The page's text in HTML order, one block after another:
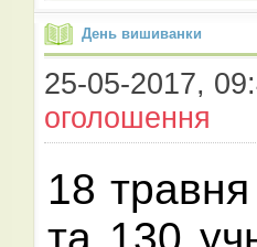
День вишиванки
25-05-2017,
оголошення
18